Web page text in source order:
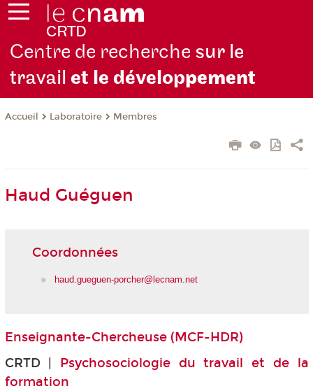
Centre de recherche sur le
travailet le développement
Accueil Laboratoire Membres
Haud Guéguen
Coordonnées
haud.gueguen-porcher@lecnam.net
Enseignante-Chercheuse (MCF-HDR)
CRTD | Psychosociologie du travail et de la
formation